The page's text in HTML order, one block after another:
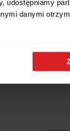
danymi